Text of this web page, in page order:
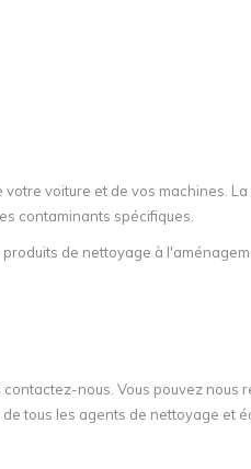
voiture et de vos machines.
contaminants spécifiques.
de nettoyage à
nous. Vous pouvez nous
tous les agents de nettoyage et